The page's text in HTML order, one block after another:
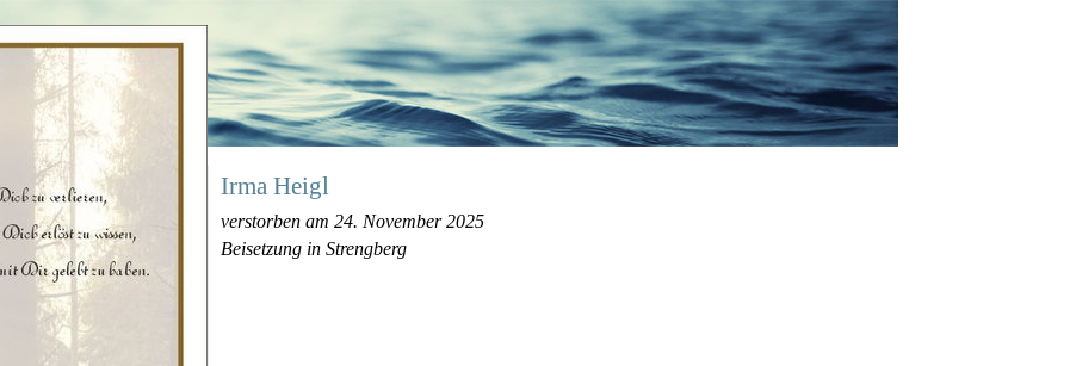
Irma Heigl
verstorben am 24. November 2025
Beisetzung in Strengberg